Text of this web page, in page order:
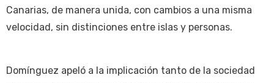
Canarias, de manera unida, con cambios a una misma
velocidad, sin distinciones entre islas y personas.
Domínguez apeló a la implicación tanto de la sociedad